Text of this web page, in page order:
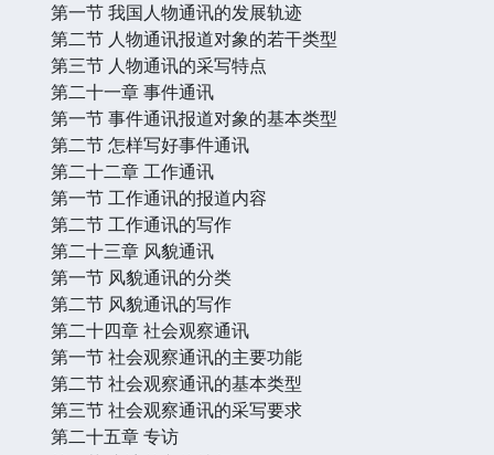
第一节 我国人物通讯的发展轨迹
第二节 人物通讯报道对象的若干类型
第三节 人物通讯的采写特点
第二十一章 事件通讯
第一节 事件通讯报道对象的基本类型
第二节 怎样写好事件通讯
第二十二章 工作通讯
第一节 工作通讯的报道内容
第二节 工作通讯的写作
第二十三章 风貌通讯
第一节 风貌通讯的分类
第二节 风貌通讯的写作
第二十四章 社会观察通讯
第一节 社会观察通讯的主要功能
第二节 社会观察通讯的基本类型
第三节 社会观察通讯的采写要求
第二十五章 专访